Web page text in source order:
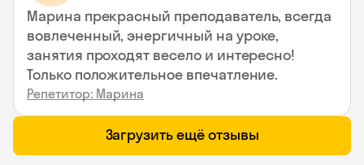
Марина прекрасный преподаватель, всегда
вовлеченный, энергичный на уроке,
занятия проходят весело и интересно!
Только положительное впечатление.
Репетитор: Марина
Загрузить ещё отзывы